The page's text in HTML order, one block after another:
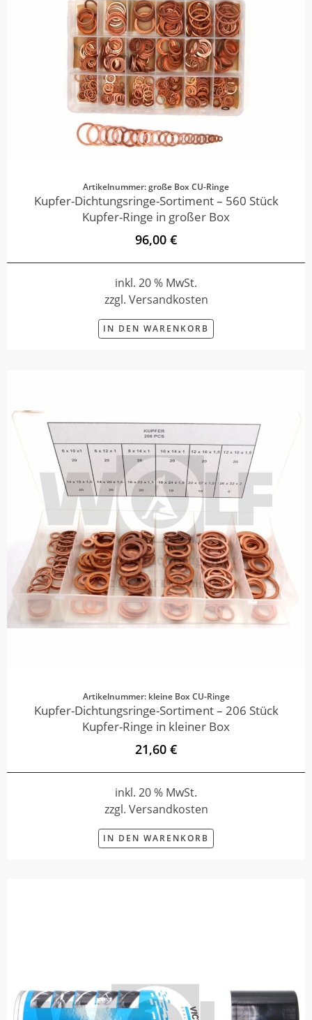
Artikelnummer: große Box CU-Ringe
Kupfer-Dichtungsringe-Sortiment – 560 Stück
Kupfer-Ringe in großer Box
96,00 €
inkl. 20 % MwSt.
zzgl. Versandkosten
IN DEN WARENKORB
Artikelnummer: kleine Box CU-Ringe
Kupfer-Dichtungsringe-Sortiment – 206 Stück
Kupfer-Ringe in kleiner Box
21,60 €
inkl. 20 % MwSt.
zzgl. Versandkosten
IN DEN WARENKORB